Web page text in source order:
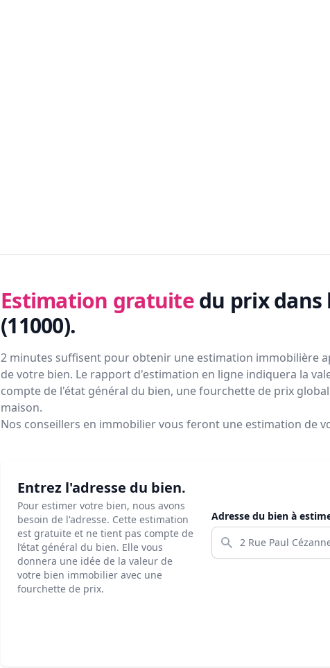
Estimation gratuite du prixdans
(11000).
2 minutes suffisent pour obtenir une estimation immobilière
de votre bien. Le rapport d'estimation en ligne indiquera la
compte de l'état général du bien, une fourchette de prix
maison.
Nos conseillers en immobilier vous feront une estimation de
Entrez l'adresse du bien.
Pour estimer votre bien, nous avons
besoin de l'adresse. Cette estimation
est gratuite et ne tient pas compte de
l’état général du bien. Elle vous
donnera une idée de la valeur de
votre bien immobilier avec une
fourchette de prix.
Adresse du bien à